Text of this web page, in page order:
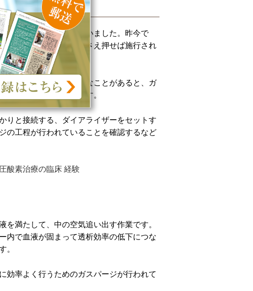
ッフが手作業で行っていました。昨今で
ライミングは、ボタンさえ押せば施行され
、確認作業を怠るようなことがあると、ガ
生するリスクがあります。
りと接続する、ダイアライザーをセットす
の工程が行われていることを確認するなど
酸素治療の臨床 経験
満たして、中の空気追い出す作業です。
内で血液が固まって透析効率の低下につな
。
効率よく行うためのガスパージが行われて